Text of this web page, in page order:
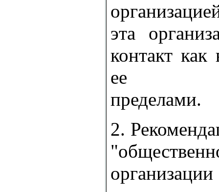
эта
контакт
ее
пределами.
2.
организации